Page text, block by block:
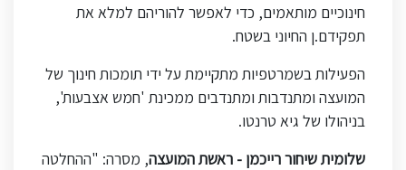
חינוכיים מותאמים, כדי לאפשר להוריהם למלא את
תפקידם.ן החיוני בשטח.
הפעילות בשמרטפיות מתקיימת על ידי תומכות חינוך של
המועצה ומתנדבות ומתנדבים ממכינת 'חמש אצבעות',
בניהולו של גיא טרנטו.
שלומית שיחור רייכמן - ראשת המועצה, מסרה: "ההחלטה